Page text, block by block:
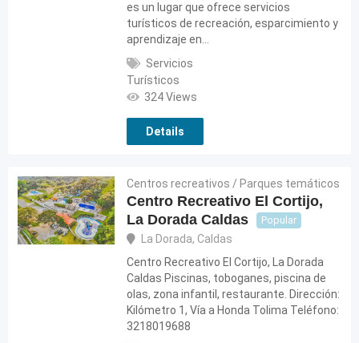
es un lugar que ofrece servicios
turísticos de recreación, esparcimiento y
aprendizaje en…
Servicios
Turísticos
324 Views
Details
Centros recreativos / Parques temáticos
Centro Recreativo El Cortijo,
La Dorada Caldas
Popular
La Dorada, Caldas
Centro Recreativo El Cortijo, La Dorada
Caldas Piscinas, toboganes, piscina de
olas, zona infantil, restaurante. Dirección:
Kilómetro 1, Vía a Honda Tolima Teléfono:
3218019688